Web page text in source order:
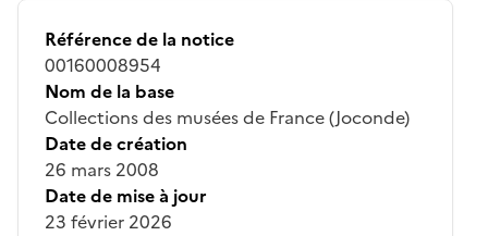
Référence de la notice
00160008954
Nom de la base
Collections des musées de France (Joconde)
Date de création
26 mars 2008
Date de mise à jour
23 février 2026